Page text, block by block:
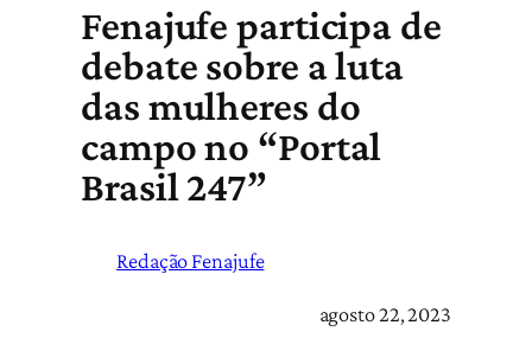
Fenajufe participa de
debate sobre a luta
das mulheres do
campo no “Portal
Brasil 247”
Redação Fenajufe
agosto 22, 2023